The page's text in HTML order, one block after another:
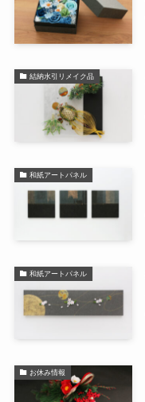
結納水引リメイク品
和紙アートパネル
和紙アートパネル
お休み情報